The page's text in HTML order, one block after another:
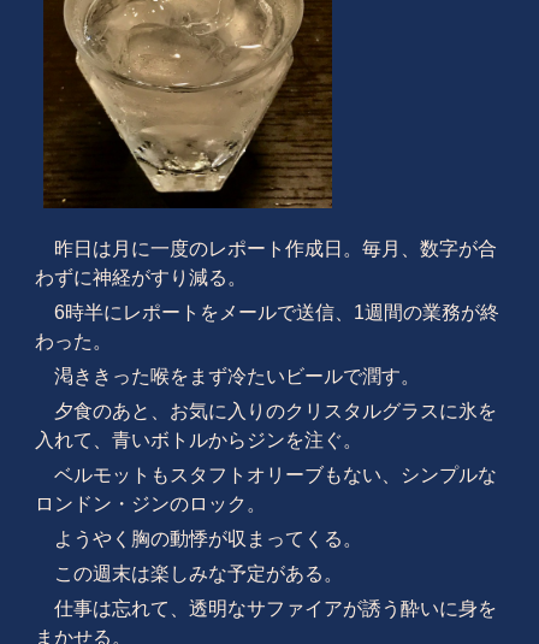
昨日は月に一度のレポート作成日。毎月、数字が合
わずに神経がすり減る。
6時半にレポートをメールで送信、1週間の業務が終
わった。
渇ききった喉をまず冷たいビールで潤す。
夕食のあと、お気に入りのクリスタルグラスに氷を
入れて、青いボトルからジンを注ぐ。
ベルモットもスタフトオリーブもない、シンプルな
ロンドン・ジンのロック。
ようやく胸の動悸が収まってくる。
この週末は楽しみな予定がある。
仕事は忘れて、透明なサファイアが誘う酔いに身を
まかせる。